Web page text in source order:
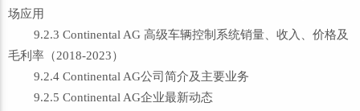
场应用
9.2.3 Continental AG 高级车辆控制系统销量、收入、价格及
毛利率（2018-2023）
9.2.4 Continental AG公司简介及主要业务
9.2.5 Continental AG企业最新动态